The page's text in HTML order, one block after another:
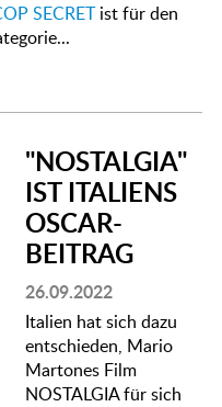
SECRETist für den
"NOSTALGIA"
IST ITALIENS
OSCAR-
BEITRAG
26.09.2022
Italien hat sich dazu
entschieden, Mario
Martones Film
NOSTALGIA für sich